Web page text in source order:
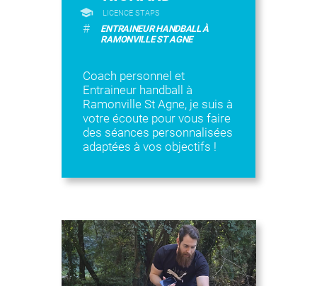
LICENCE STAPS
#
ENTRAINEUR HANDBALL À
RAMONVILLE ST AGNE
Coach personnel et
Entraineur handball à
Ramonville St Agne, je suis à
votre écoute pour vous faire
des séances personnalisées
adaptées à vos objectifs !